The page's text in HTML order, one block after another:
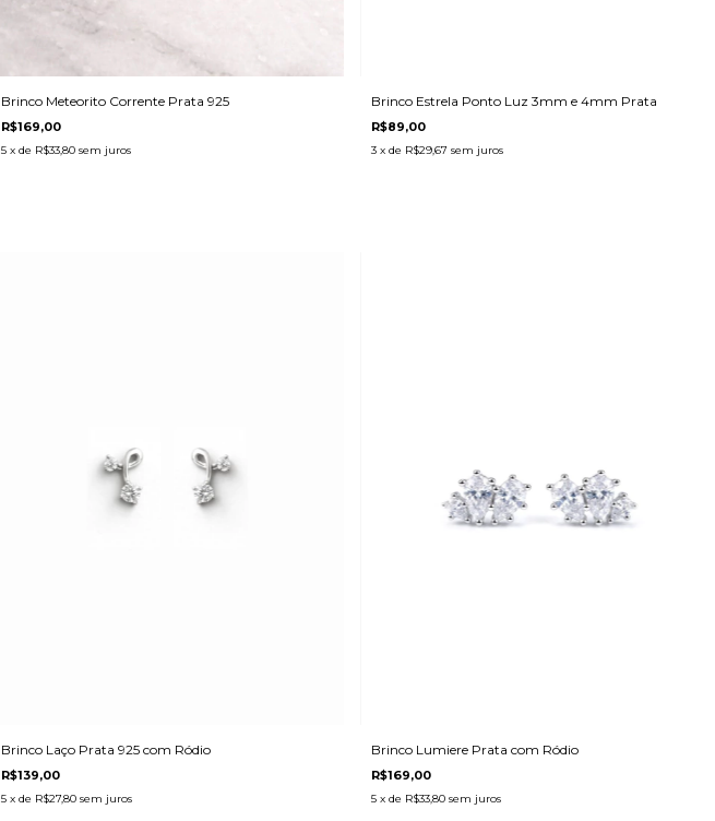
Brinco Meteorito Corrente Prata 925
R$169,00
5 x de R$33,80 sem juros
Brinco Estrela Ponto Luz 3mm e 4mm Prata
R$89,00
3 x de R$29,67 sem juros
Brinco Laço Prata 925 com Ródio
R$139,00
5 x de R$27,80 sem juros
Brinco Lumiere Prata com Ródio
R$169,00
5 x de R$33,80 sem juros